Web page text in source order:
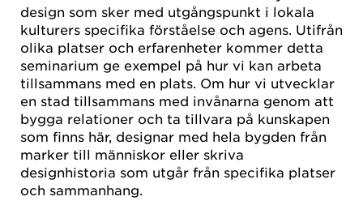
design som sker med utgångspunkt i lokala
kulturers specifika förståelse och agens. Utifrån
olika platser och erfarenheter kommer detta
seminarium ge exempel på hur vi kan arbeta
tillsammans med en plats. Om hur vi utvecklar
en stad tillsammans med invånarna genom att
bygga relationer och ta tillvara på kunskapen
som finns här, designar med hela bygden från
marker till människor eller skriva
designhistoria som utgår från specifika platser
och sammanhang.